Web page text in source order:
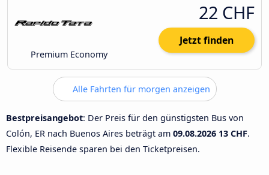
Premium Economy
22 CHF
Jetzt finden
Alle Fahrten für morgen anzeigen
Bestpreisangebot: Der Preis für den günstigsten Bus von
Colón, ER nach Buenos Aires beträgt am 09.08.2026 13 CHF.
Flexible Reisende sparen bei den Ticketpreisen.